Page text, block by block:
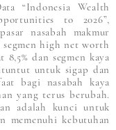
“Indonesia Wealth
to 2026”,
nasabah makmur
segmen high net worth
dan segmen kaya
untuk sigap dan
bagi nasabah kaya
yang terus berubah.
adalah kunci untuk
memenuhi kebutuhan